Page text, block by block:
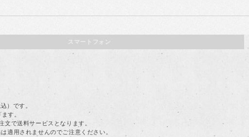
スマートフォン
）です。
す。
で送料サービスとなります。
適用されませんのでご注意ください。